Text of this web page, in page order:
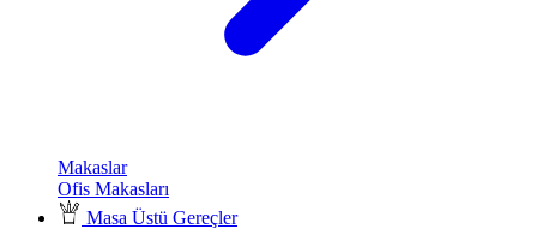
Makaslar
Ofis Makasları
Masa Üstü Gereçler